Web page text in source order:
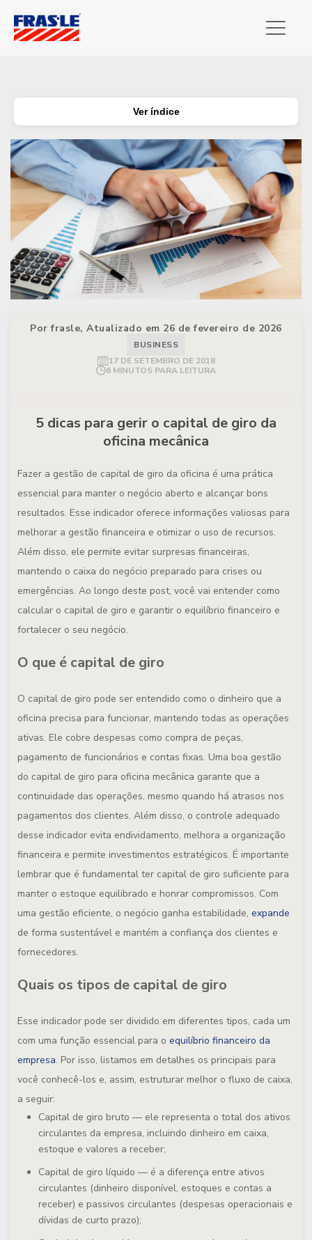
Ver índice
Por frasle, Atualizado em 26 de fevereiro de 2026
BUSINESS
17 DE SETEMBRO DE 2018
6 MINUTOS PARA LEITURA
5 dicas para gerir o capital de giro da
oficina mecânica
Fazer a gestão de capital de giro da oficina é uma prática
essencial para manter o negócio aberto e alcançar bons
resultados. Esse indicador oferece informações valiosas para
melhorar a gestão financeira e otimizar o uso de recursos.
Além disso, ele permite evitar surpresas financeiras,
mantendo o caixa do negócio preparado para crises ou
emergências. Ao longo deste post, você vai entender como
calcular o capital de giro e garantir o equilíbrio financeiro e
fortalecer o seu negócio.
O que é capital de giro
O capital de giro pode ser entendido como o dinheiro que a
oficina precisa para funcionar, mantendo todas as operações
ativas. Ele cobre despesas como compra de peças,
pagamento de funcionários e contas fixas. Uma boa gestão
do capital de giro para oficina mecânica garante que a
continuidade das operações, mesmo quando há atrasos nos
pagamentos dos clientes. Além disso, o controle adequado
desse indicador evita endividamento, melhora a organização
financeira e permite investimentos estratégicos. É importante
lembrar que é fundamental ter capital de giro suficiente para
manter o estoque equilibrado e honrar compromissos. Com
uma gestão eficiente, o negócio ganha estabilidade, expande
de forma sustentável e mantém a confiança dos clientes e
fornecedores.
Quais os tipos de capital de giro
Esse indicador pode ser dividido em diferentes tipos, cada um
com uma função essencial para o equilíbrio financeiro da
empresa. Por isso, listamos em detalhes os principais para
você conhecê-los e, assim, estruturar melhor o fluxo de caixa,
a seguir:
Capital de giro bruto — ele representa o total dos ativos
circulantes da empresa, incluindo dinheiro em caixa,
estoque e valores a receber;
Capital de giro líquido — é a diferença entre ativos
circulantes (dinheiro disponível, estoques e contas a
receber) e passivos circulantes (despesas operacionais e
dívidas de curto prazo);